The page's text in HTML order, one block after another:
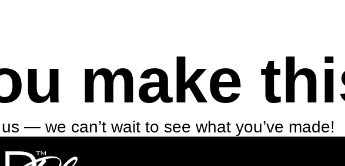
make
— we can’t wait to see what you’ve made!